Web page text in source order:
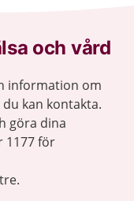
och vård
information om
kan kontakta.
göra dina
1177 för